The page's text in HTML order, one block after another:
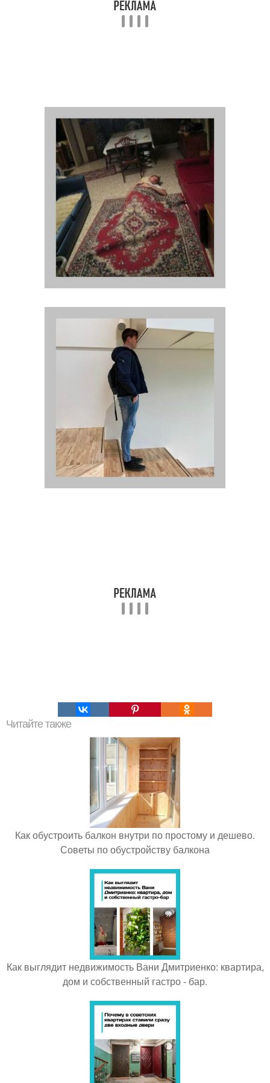
Читайте также
Как обустроить балкон внутри по простому и дешево.
Советы по обустройству балкона
Как выглядит недвижимость Вани Дмитриенко: квартира,
дом и собственный гастро - бар.